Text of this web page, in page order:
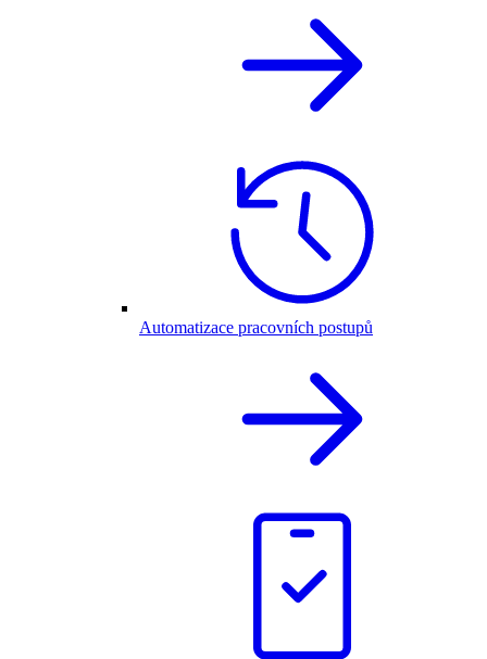
Automatizace pracovních postupů